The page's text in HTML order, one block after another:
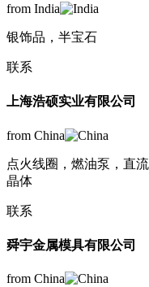
from India
银饰品，半宝石
联系
上海浩硕实业有限公司
from China
点火线圈，燃油泵，直
晶体
联系
舜宇金属模具有限公司
from China